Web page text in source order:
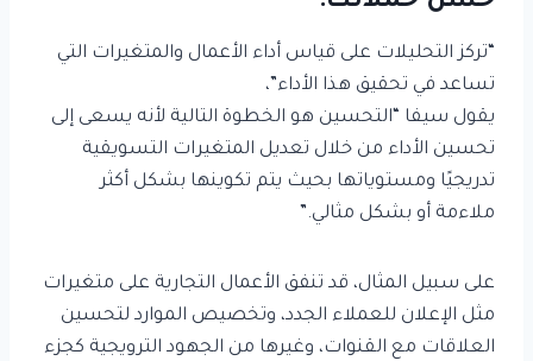
“تركز التحليلات على قياس أداء الأعمال والمتغيرات التي
تساعد في تحقيق هذا الأداء”،
يقول سيفا “التحسين هو الخطوة التالية لأنه يسعى إلى
تحسين الأداء من خلال تعديل المتغيرات التسويقية
تدريجيًا ومستوياتها بحيث يتم تكوينها بشكل أكثر
ملاءمة أو بشكل مثالي.”
على سبيل المثال، قد تنفق الأعمال التجارية على متغيرات
مثل الإعلان للعملاء الجدد، وتخصيص الموارد لتحسين
العلاقات مع القنوات، وغيرها من الجهود الترويجية كجزء